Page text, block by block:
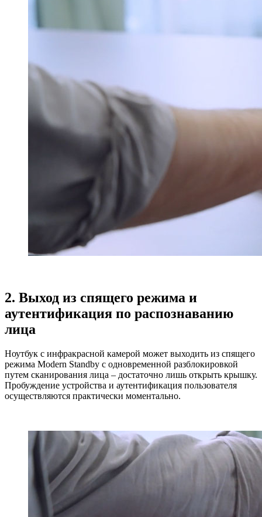
2. Выход из спящего режима и
аутентификация по распознаванию
лица
Ноутбук с инфракрасной камерой может выходить из спящего
режима Modern Standby с одновременной разблокировкой
путем сканирования лица – достаточно лишь открыть крышку.
Пробуждение устройства и аутентификация пользователя
осуществляются практически моментально.